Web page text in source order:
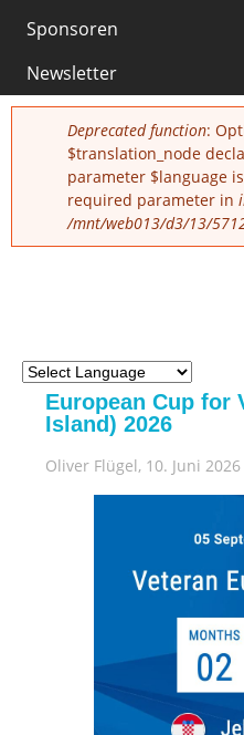
Sponsoren
Newsletter
Fehlermeldung
Deprecated function:
$translation_node
parameter $language
required parameter in
/mnt/web013/d3/13/
European Cup for
Island) 2026
Oliver Flügel, 10. Juni 2026